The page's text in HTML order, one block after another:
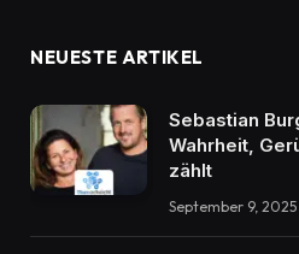
NEUESTE ARTIKEL
Sebastian
Wahrheit,
zählt
September 9, 2025